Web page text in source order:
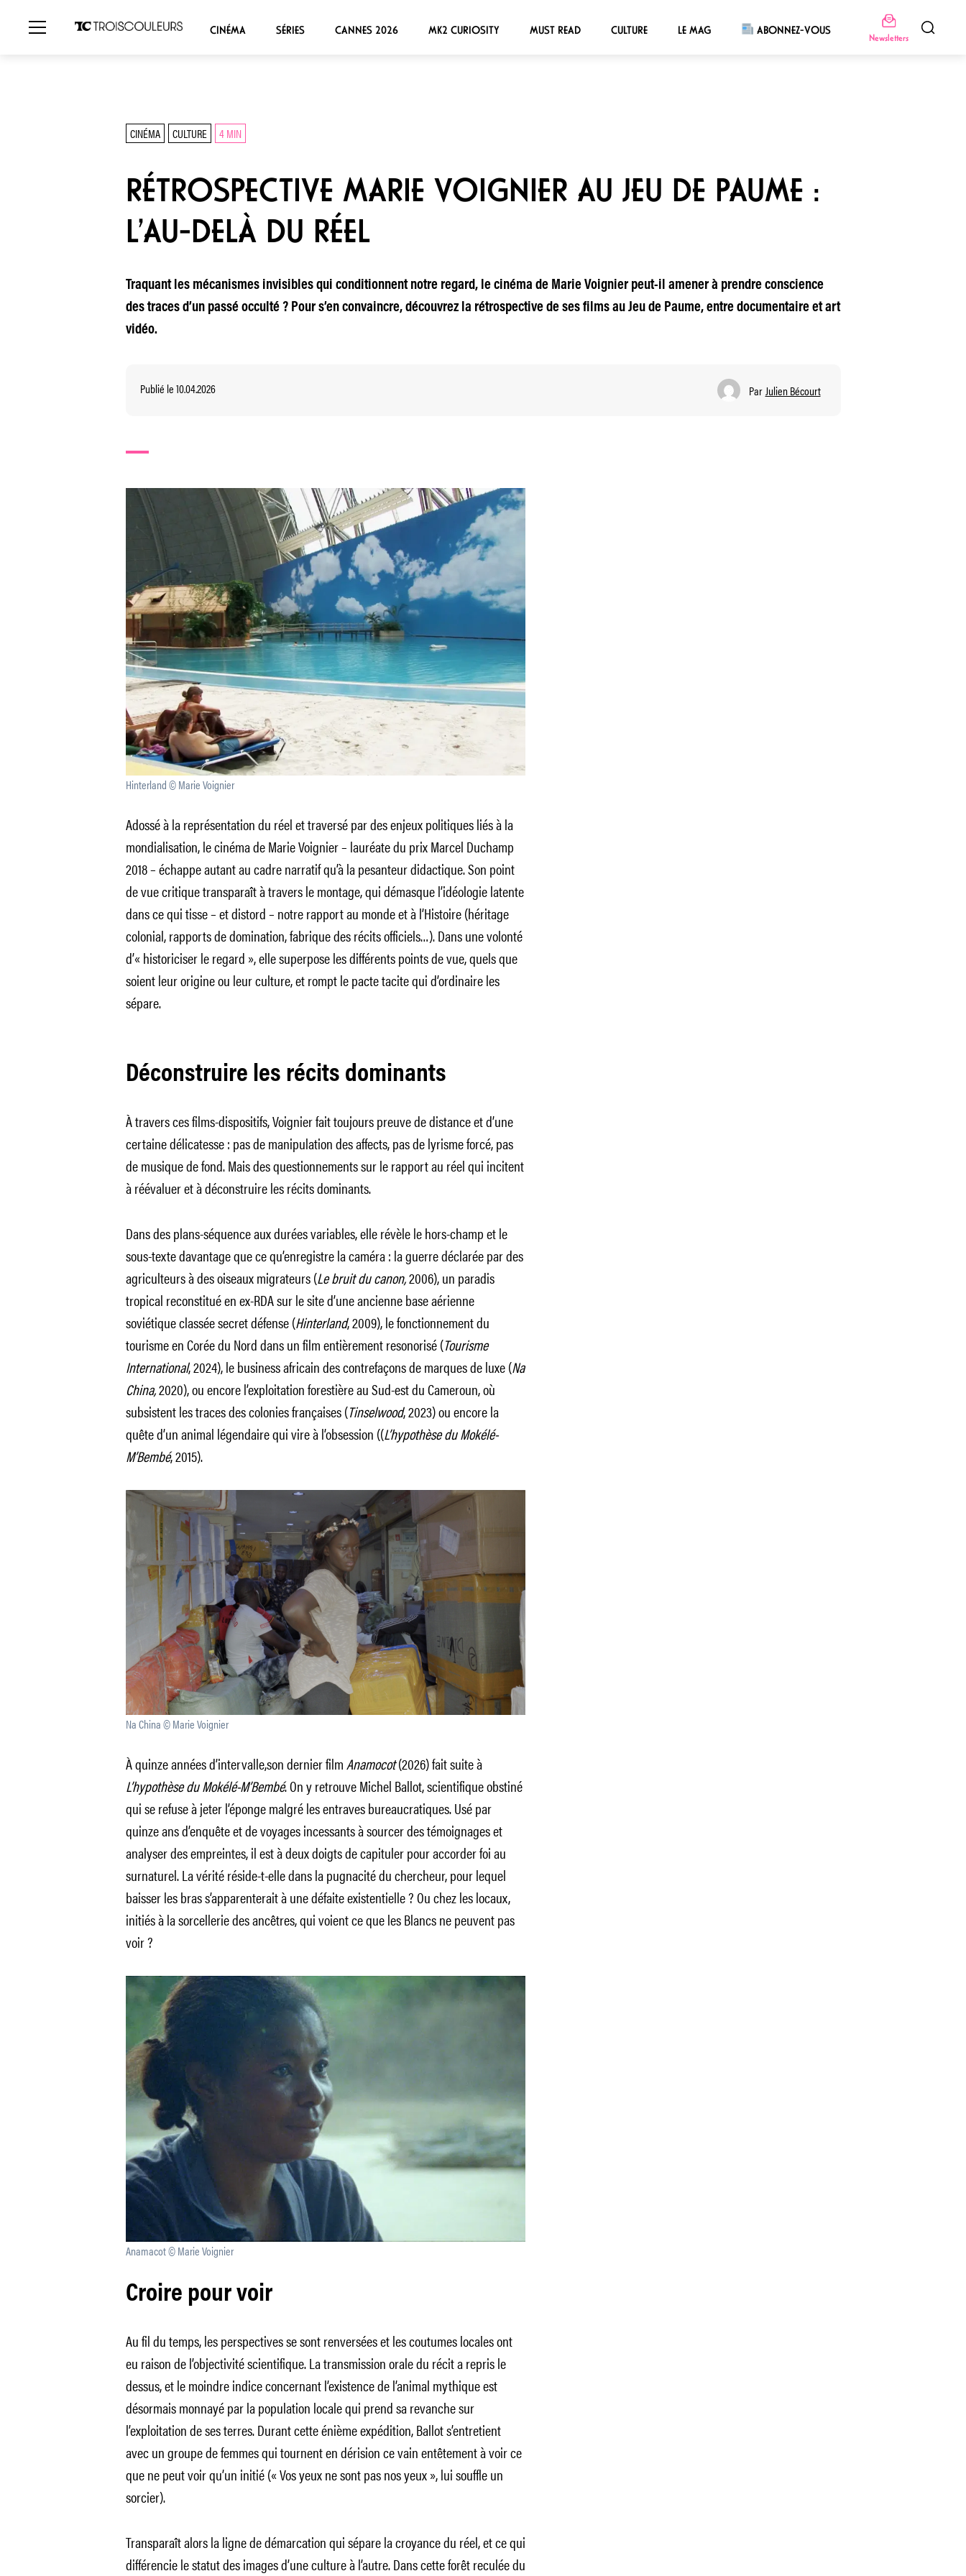
CINÉMA SÉRIES CANNES 2026 MK2 CURIOSITY MUST READ CULTURE LE MAG ABONNEZ-VOUS
Newsletters
CINÉMA CULTURE 4 MIN
RÉTROSPECTIVE MARIE VOIGNIER AU JEU DE PAUME :
L’AU-DELÀ DU RÉEL
Traquant les mécanismes invisibles qui conditionnent notre regard, le cinéma de Marie Voignier peut-il amener à prendre conscience
des traces d’un passé occulté ? Pour s’en convaincre, découvrez la rétrospective de ses films au Jeu de Paume, entre documentaire et art
vidéo.
Publié le 10.04.2026 Par Julien Bécourt
Hinterland © Marie Voignier
Adossé à la représentation du réel et traversé par des enjeux politiques liés à la
mondialisation, le cinéma de Marie Voignier – lauréate du prix Marcel Duchamp
2018 – échappe autant au cadre narratif qu’à la pesanteur didactique. Son point
de vue critique transparaît à travers le montage, qui démasque l’idéologie latente
dans ce qui tisse – et distord – notre rapport au monde et à l’Histoire (héritage
colonial, rapports de domination, fabrique des récits officiels…). Dans une volonté
d’« historiciser le regard », elle superpose les différents points de vue, quels que
soient leur origine ou leur culture, et rompt le pacte tacite qui d’ordinaire les
sépare.
Déconstruire les récits dominants
À travers ces films-dispositifs, Voignier fait toujours preuve de distance et d’une
certaine délicatesse : pas de manipulation des affects, pas de lyrisme forcé, pas
de musique de fond. Mais des questionnements sur le rapport au réel qui incitent
à réévaluer et à déconstruire les récits dominants.
Dans des plans-séquence aux durées variables, elle révèle le hors-champ et le
sous-texte davantage que ce qu’enregistre la caméra : la guerre déclarée par des
agriculteurs à des oiseaux migrateurs (Le bruit du canon,2006), un paradis
tropical reconstitué en ex-RDA sur le site d’une ancienne base aérienne
soviétique classée secret défense (Hinterland, 2009), le fonctionnement du
tourisme en Corée du Nord dans un film entièrement resonorisé (Tourisme
International, 2024), le business africain des contrefaçons de marques de luxe (Na
China,2020), ou encore l’exploitation forestière au Sud-est du Cameroun, où
subsistent les traces des colonies françaises (Tinselwood, 2023) ou encore la
quête d’un animal légendaire qui vire à l’obsession ((L’hypothèse du Mokélé-
M’Bembé, 2015).
Na China © Marie Voignier
À quinze années d’intervalle,son dernier filmAnamocot(2026) fait suite à
L’hypothèse du Mokélé-M’Bembé. On y retrouve Michel Ballot, scientifique obstiné
qui se refuse à jeter l’éponge malgré les entraves bureaucratiques. Usé par
quinze ans d’enquête et de voyages incessants à sourcer des témoignages et
analyser des empreintes, il est à deux doigts de capituler pour accorder foi au
surnaturel. La vérité réside-t-elle dans la pugnacité du chercheur, pour lequel
baisser les bras s’apparenterait à une défaite existentielle ? Ou chez les locaux,
initiés à la sorcellerie des ancêtres, qui voient ce que les Blancs ne peuvent pas
voir ?
Anamacot © Marie Voignier
Croire pour voir
Au fil du temps, les perspectives se sont renversées et les coutumes locales ont
eu raison de l’objectivité scientifique. La transmission orale du récit a repris le
dessus, et le moindre indice concernant l’existence de l’animal mythique est
désormais monnayé par la population locale qui prend sa revanche sur
l’exploitation de ses terres. Durant cette énième expédition, Ballot s’entretient
avec un groupe de femmes qui tournent en dérision ce vain entêtement à voir ce
que ne peut voir qu’un initié (« Vos yeux ne sont pas nos yeux », lui souffle un
sorcier).
Transparaît alors la ligne de démarcation qui sépare la croyance du réel, et ce qui
différencie le statut des images d’une culture à l’autre. Dans cette forêt reculée du